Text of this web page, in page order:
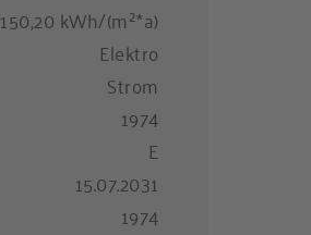
150,20 kWh/(m²*a)
Elektro
Strom
1974
E
15.07.2031
1974